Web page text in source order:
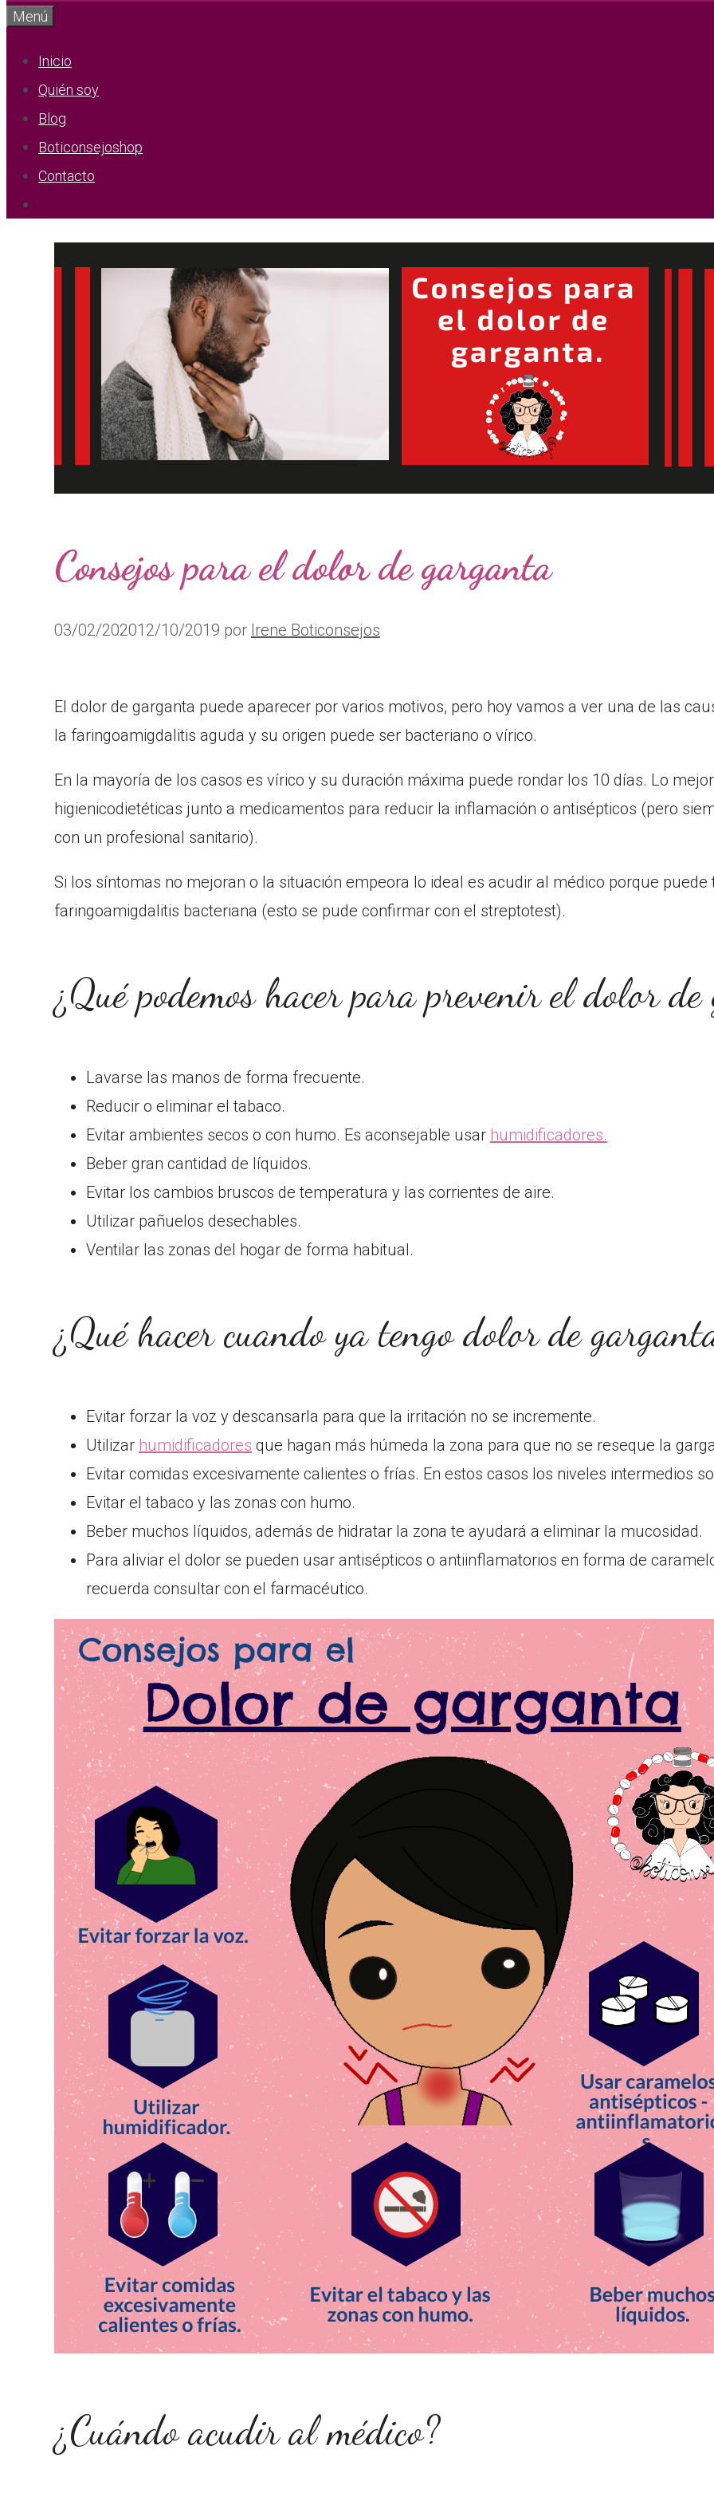
Menú
Inicio
Quién soy
Blog
Boticonsejoshop
Contacto
Consejos para el dolor de garganta
03/02/202012/10/2019 por Irene Boticonsejos
El dolor de garganta puede aparecer por varios motivos, pero hoy vamos a ver una de las
la faringoamigdalitis aguda y su origen puede ser bacteriano o vírico.
En la mayoría de los casos es vírico y su duración máxima puede rondar los 10 días. Lo
higienicodietéticas junto a medicamentos para reducir la inflamación o antisépticos (pero
con un profesional sanitario).
Si los síntomas no mejoran o la situación empeora lo ideal es acudir al médico porque puede
faringoamigdalitis bacteriana (esto se pude confirmar con el streptotest).
¿Qué podemos hacer para prevenir el dolor
Lavarse las manos de forma frecuente.
Reducir o eliminar el tabaco.
Evitar ambientes secos o con humo. Es aconsejable usar humidificadores.
Beber gran cantidad de líquidos.
Evitar los cambios bruscos de temperatura y las corrientes de aire.
Utilizar pañuelos desechables.
Ventilar las zonas del hogar de forma habitual.
¿Qué hacer cuando ya tengo dolor de
Evitar forzar la voz y descansarla para que la irritación no se incremente.
Utilizar humidificadores que hagan más húmeda la zona para que no se reseque la
Evitar comidas excesivamente calientes o frías. En estos casos los niveles intermedios
Evitar el tabaco y las zonas con humo.
Beber muchos líquidos, además de hidratar la zona te ayudará a eliminar la mucosidad.
Para aliviar el dolor se pueden usar antisépticos o antiinflamatorios en forma de
recuerda consultar con el farmacéutico.
¿Cuándo acudir al médico?